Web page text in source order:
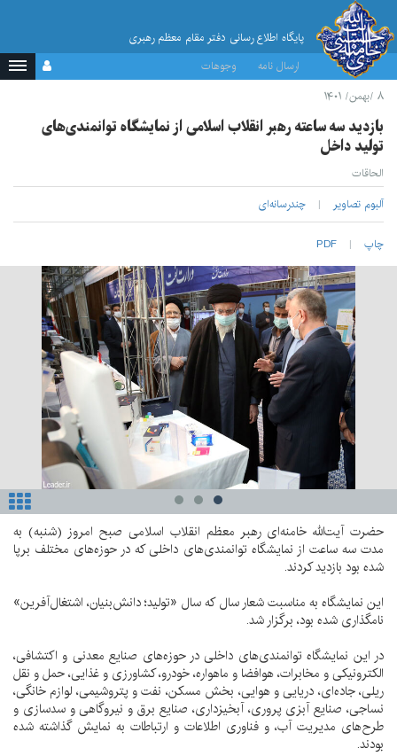
پایگاه اطلاع رسانی دفتر مقام معظم رهبری
ارسال نامه
وجوهات
۸ /بهمن/ ۱۴۰۱
بازدید سه ساعته رهبر انقلاب اسلامی از نمایشگاه توانمندی‌های
تولید داخل
الحاقات
آلبوم تصاویر
چندرسانه‌ای
چاپ PDF
حضرت آیت‌الله خامنه‌ای رهبر معظم انقلاب اسلامی صبح امروز (شنبه) به
مدت سه ساعت از نمایشگاه توانمندی‌های داخلی که در حوزه‌های مختلف برپا
شده بود بازدید کردند.
این نمایشگاه به مناسبت شعار سال که سال «تولید؛ دانش‌بنیان، اشتغال‌آفرین»
نامگذاری شده بود، برگزار شد.
در این نمایشگاه توانمندی‌های داخلی در حوزه‌های صنایع معدنی و اکتشافی،
الکترونیکی و مخابرات، هوافضا و ماهواره، خودرو، کشاورزی و غذایی، حمل و نقل
ریلی، جاده‌ای، دریایی و هوایی، بخش مسکن، نفت و پتروشیمی، لوازم خانگی،
نساجی، صنایع آبزی پروری، آبخیزداری، صنایع برق و نیروگاهی و سدسازی و
طرح‌های مدیریت آب، و فناوری اطلاعات و ارتباطات به نمایش گذاشته شده
بودند.